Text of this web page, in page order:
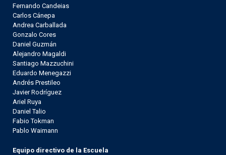
Fernando Candeias
Carlos Cánepa
Andrea Carballada
Gonzalo Cores
Daniel Guzmán
Alejandro Magaldi
Santiago Mazzuchini
Eduardo Menegazzi
Andrés Prestileo
Javier Rodríguez
Ariel Ruya
Daniel Talio
Fabio Tokman
Pablo Waimann
Equipo directivo de la Escuela